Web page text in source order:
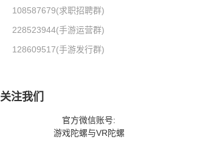
108587679(求职招聘群)
228523944(手游运营群)
128609517(手游发行群)
关注我们
官方微信账号:
游戏陀螺与VR陀螺